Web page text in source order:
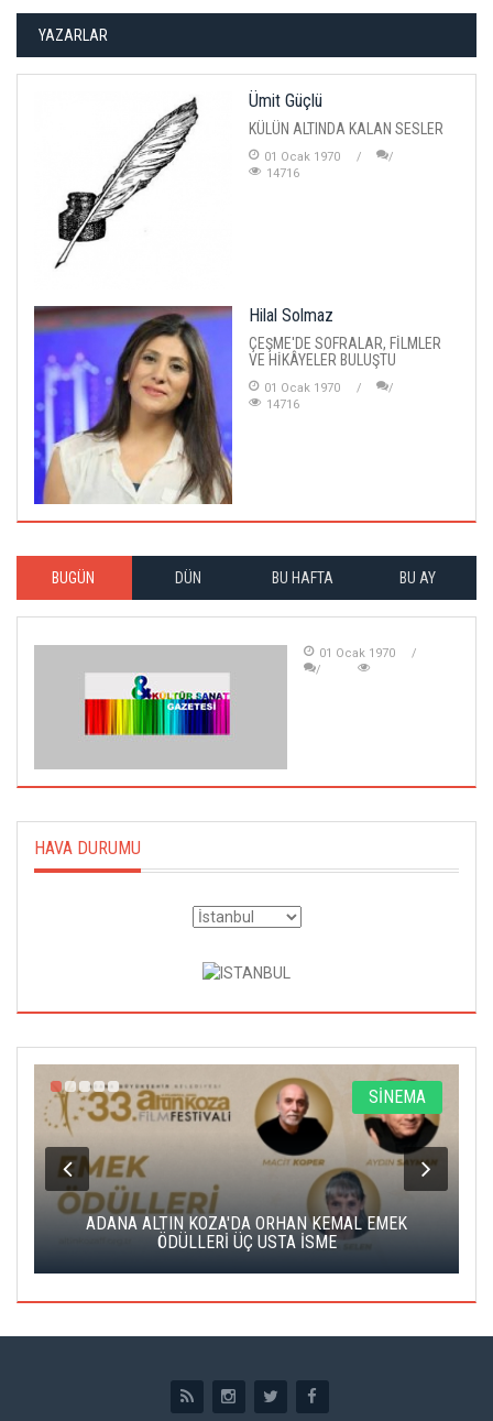
YAZARLAR
Ümit Güçlü
KÜLÜN ALTINDA KALAN SESLER
01 Ocak 1970
14716
Hilal Solmaz
ÇEŞME'DE SOFRALAR, FİLMLER
VE HİKÂYELER BULUŞTU
01 Ocak 1970
14716
BUGÜN DÜN BU HAFTA BU AY
01 Ocak 1970
HAVA DURUMU
SİNEMA
ADANA ALTIN KOZA'DA ORHAN KEMAL EMEK
ÖDÜLLERİ ÜÇ USTA İSME